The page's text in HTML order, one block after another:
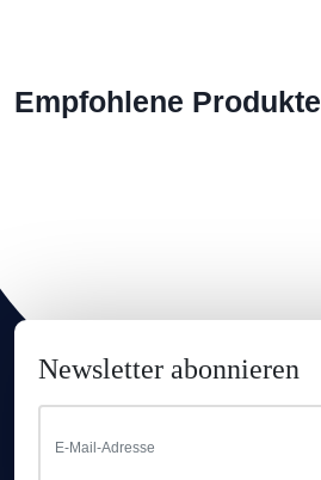
Empfohlene Produkte
Newsletter abonnieren